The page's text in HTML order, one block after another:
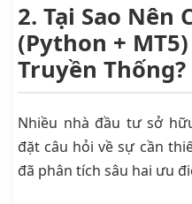
2. Tại Sao Nên
(Python +
Truyền Thống?
Nhiều nhà đầu tư sở
đặt câu hỏi về sự cần
đã phân tích sâu hai ưu